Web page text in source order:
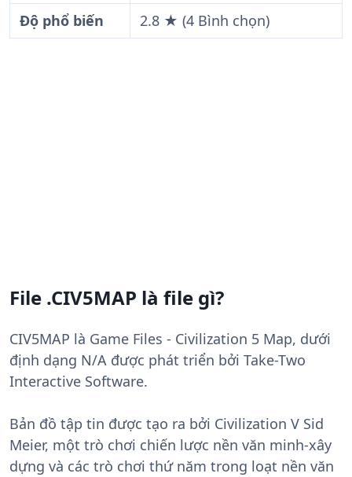
Độ phổ biến
2.8 ★ (4 Bình chọn)
File .CIV5MAP là file gì?
CIV5MAP là Game Files - Civilization 5 Map, dưới
định dạng N/A được phát triển bởi Take-Two
Interactive Software.
Bản đồ tập tin được tạo ra bởi Civilization V Sid
Meier, một trò chơi chiến lược nền văn minh-xây
dựng và các trò chơi thứ năm trong loạt nền văn